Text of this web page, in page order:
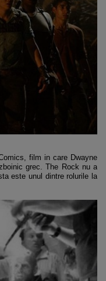
film in care Dwayne
grec. The Rock nu a
este unul dintre rolurile la